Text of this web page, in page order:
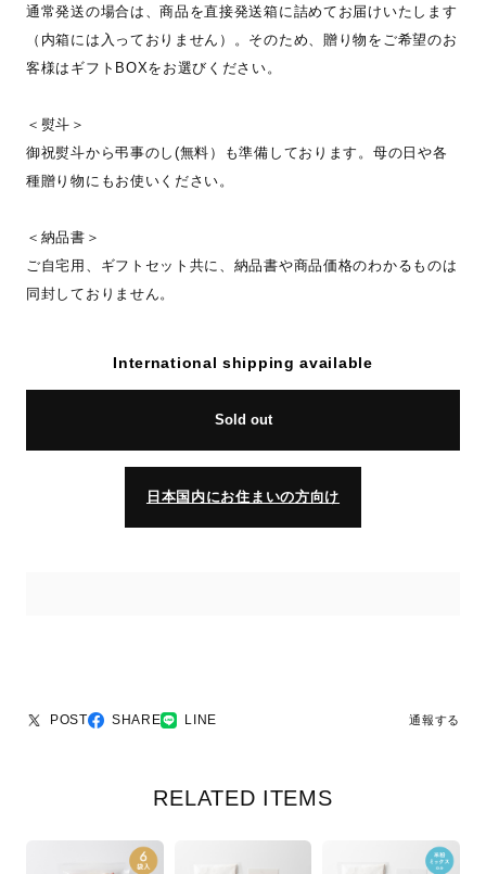
通常発送の場合は、商品を直接発送箱に詰めてお届けいたします
（内箱には入っておりません）。そのため、贈り物をご希望のお
客様はギフトBOXをお選びください。
＜熨斗＞
御祝熨斗から弔事のし(無料）も準備しております。母の日や各
種贈り物にもお使いください。
＜納品書＞
ご自宅用、ギフトセット共に、納品書や商品価格のわかるものは
同封しておりません。
International shipping available
Sold out
日本国内にお住まいの方向け
POST SHARE LINE 通報する
RELATED ITEMS